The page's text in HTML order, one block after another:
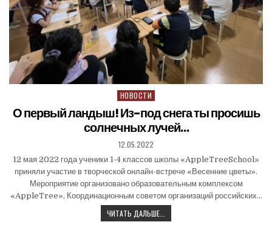
НОВОСТИ
О первый ландыш! Из-под снега ты просишь
солнечных лучей…
12.05.2022
12 мая 2022 года ученики 1-4 классов школы «AppleTreeSchool»
приняли участие в творческой онлайн-встрече «Весенние цветы».
Мероприятие организовано образовательным комплексом
«AppleTree», Координационным советом организаций российских…
ЧИТАТЬ ДАЛЬШЕ...